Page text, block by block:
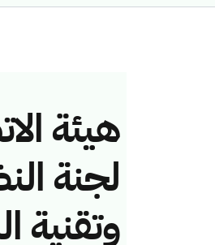
هيئة
لجنة